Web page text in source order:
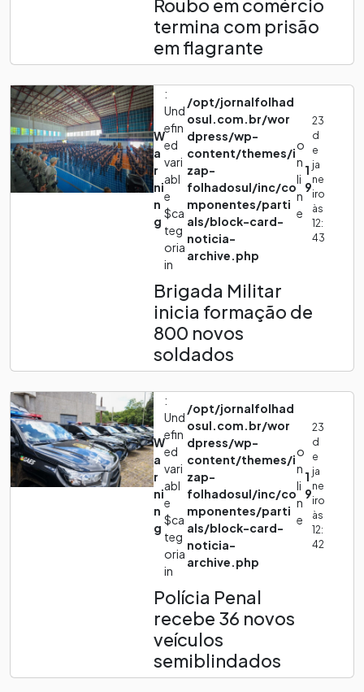
Roubo em comércio
termina com prisão
em flagrante
W
a
r
ni
n
g
:
Und
efin
ed
vari
abl
e
$ca
teg
oria
in
/opt/jornalfolhad
osul.com.br/wor
dpress/wp-
content/themes/i
zap-
folhadosul/inc/co
mponentes/parti
als/block-card-
noticia-
archive.php
o
n
li
n
e
1
9
23
d
e
ja
ne
iro
às
12:
43
Brigada Militar
inicia formação de
800 novos
soldados
W
a
r
ni
n
g
:
Und
efin
ed
vari
abl
e
$ca
teg
oria
in
/opt/jornalfolhad
osul.com.br/wor
dpress/wp-
content/themes/i
zap-
folhadosul/inc/co
mponentes/parti
als/block-card-
noticia-
archive.php
o
n
li
n
e
1
9
23
d
e
ja
ne
iro
às
12:
42
Polícia Penal
recebe 36 novos
veículos
semiblindados